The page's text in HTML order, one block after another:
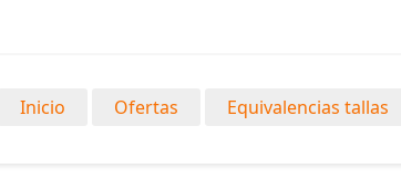
Inicio Ofertas Equivalencias tallas